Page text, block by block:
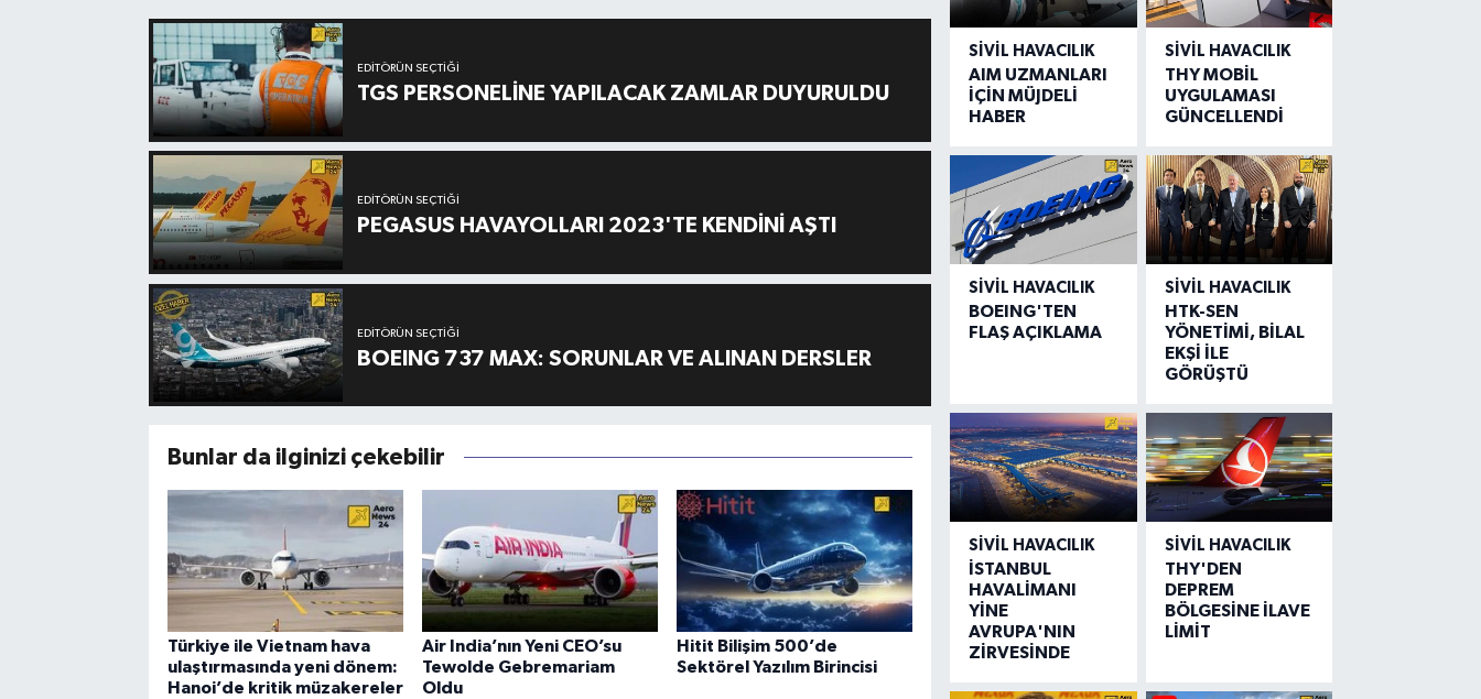
EDITÖRÜN SEÇTIĞI
TGS PERSONELİNE YAPILACAK ZAMLAR DUYURULDU
EDITÖRÜN SEÇTIĞI
PEGASUS HAVAYOLLARI 2023'TE KENDİNİ AŞTI
EDITÖRÜN SEÇTIĞI
BOEING 737 MAX: SORUNLAR VE ALINAN DERSLER
Bunlar da ilginizi çekebilir
Türkiye ile Vietnam hava
ulaştırmasında yeni dönem:
Hanoi’de kritik müzakereler
Air India’nın Yeni CEO’su
Tewolde Gebremariam
Oldu
Hitit Bilişim 500’de
Sektörel Yazılım Birincisi
SIVIL HAVACILIK
AIM UZMANLARI
İÇİN MÜJDELİ
HABER
SIVIL HAVACILIK
THY MOBİL
UYGULAMASI
GÜNCELLENDİ
SIVIL HAVACILIK
BOEING'TEN
FLAŞ AÇIKLAMA
SIVIL HAVACILIK
HTK-SEN
YÖNETİMİ, BİLAL
EKŞİ İLE
GÖRÜŞTÜ
SIVIL HAVACILIK
İSTANBUL
HAVALİMANI
YİNE
AVRUPA'NIN
ZİRVESİNDE
SIVIL HAVACILIK
THY'DEN
DEPREM
BÖLGESİNE İLAVE
LİMİT